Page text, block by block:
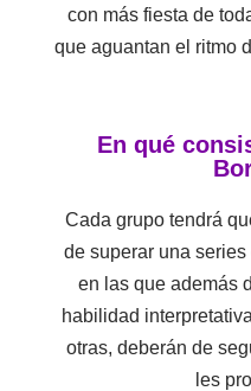
con más fiesta de
que aguantan el ritmo
En qué
Cada grupo tendrá
de superar una
en las que además
habilidad
otras, deberán de
les